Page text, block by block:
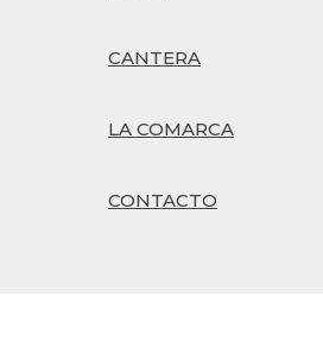
CANTERA
LA COMARCA
CONTACTO